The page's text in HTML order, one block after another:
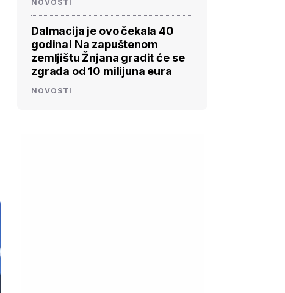
NOVOSTI
Dalmacija je ovo čekala 40
godina! Na zapuštenom
zemljištu Žnjana gradit će se
zgrada od 10 milijuna eura
NOVOSTI